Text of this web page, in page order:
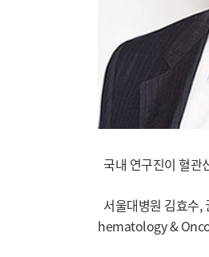
국내 연구진이 혈관
서울대병원 김효수,
hematology &